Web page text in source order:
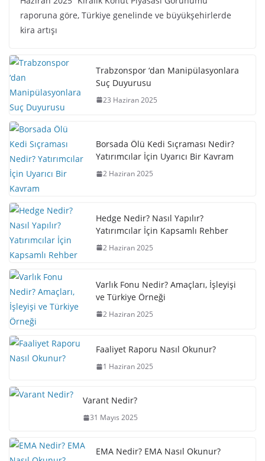
raporuna göre, Türkiye genelinde ve büyükşehirlerde
kira artışı
Trabzonspor ‘dan Manipülasyonlara
Suç Duyurusu
23 Haziran 2025
Borsada Ölü Kedi Sıçraması Nedir?
Yatırımcılar İçin Uyarıcı Bir Kavram
2 Haziran 2025
Hedge Nedir? Nasıl Yapılır?
Yatırımcılar İçin Kapsamlı Rehber
2 Haziran 2025
Varlık Fonu Nedir? Amaçları, İşleyişi
ve Türkiye Örneği
2 Haziran 2025
Faaliyet Raporu Nasıl Okunur?
1 Haziran 2025
Varant Nedir?
31 Mayıs 2025
EMA Nedir? EMA Nasıl Okunur?